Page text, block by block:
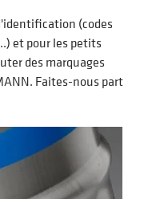
(codes
et pour les petits
des marquages
Faites-nous part